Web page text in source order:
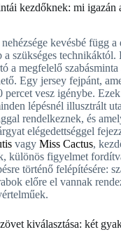
kezdőknek: mi igazán
kevésbé függ a
szükséges technikáktól.
a megfelelő szabásminta
Egy jersey fejpánt,
percet vesz igénybe.
lépésnél illusztrált
rendelkeznek, és
elégedettséggel
vagy Miss Cactus,
különös figyelmet
történő felépítésére:
előre el vannak
kiválasztása: két